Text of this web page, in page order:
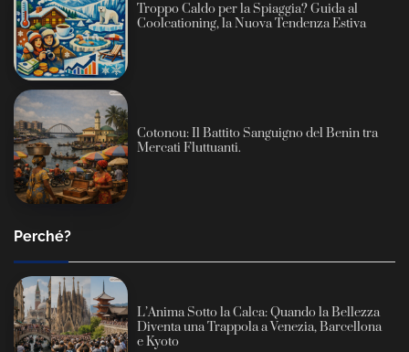
Troppo Caldo per la Spiaggia? Guida al
Coolcationing, la Nuova Tendenza Estiva
Cotonou: Il Battito Sanguigno del Benin tra
Mercati Fluttuanti.
Perché?
L’Anima Sotto la Calca: Quando la Bellezza
Diventa una Trappola a Venezia, Barcellona
e Kyoto